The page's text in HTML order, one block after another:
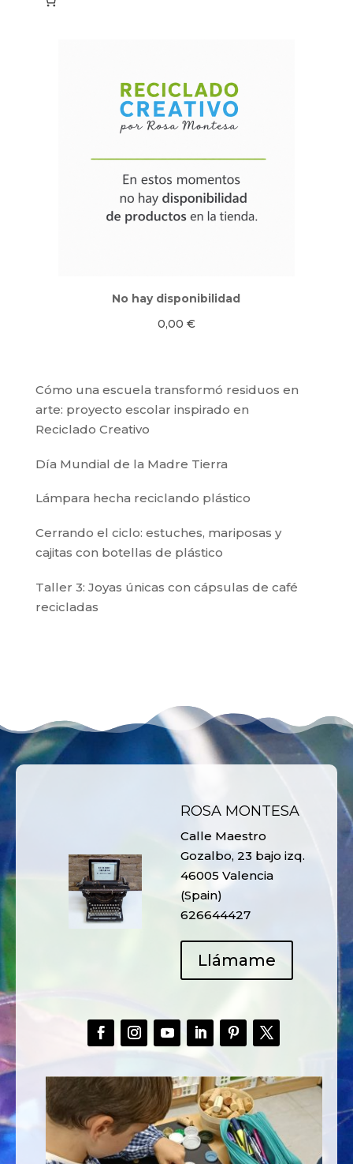
No hay disponibilidad
0,00 €
Cómo una escuela transformó residuos en
arte: proyecto escolar inspirado en
Reciclado Creativo
Día Mundial de la Madre Tierra
Lámpara hecha reciclando plástico
Cerrando el ciclo: estuches, mariposas y
cajitas con botellas de plástico
Taller 3: Joyas únicas con cápsulas de café
recicladas
ROSA MONTESA
Calle Maestro
Gozalbo, 23 bajo izq.
46005 Valencia
(Spain)
626644427
Llámame